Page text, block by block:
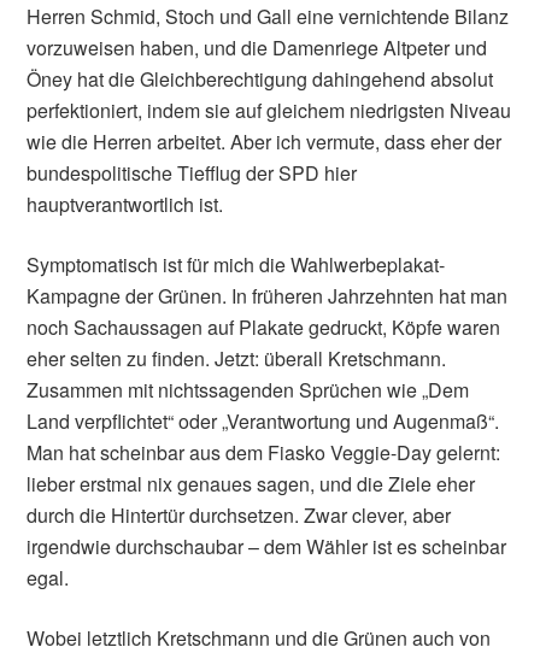
Herren Schmid, Stoch und Gall eine vernichtende Bilanz
vorzuweisen haben, und die Damenriege Altpeter und
Öney hat die Gleichberechtigung dahingehend absolut
perfektioniert, indem sie auf gleichem niedrigsten Niveau
wie die Herren arbeitet. Aber ich vermute, dass eher der
bundespolitische Tiefflug der SPD hier
hauptverantwortlich ist.
Symptomatisch ist für mich die Wahlwerbeplakat-
Kampagne der Grünen. In früheren Jahrzehnten hat man
noch Sachaussagen auf Plakate gedruckt, Köpfe waren
eher selten zu finden. Jetzt: überall Kretschmann.
Zusammen mit nichtssagenden Sprüchen wie „Dem
Land verpflichtet“ oder „Verantwortung und Augenmaß“.
Man hat scheinbar aus dem Fiasko Veggie-Day gelernt:
lieber erstmal nix genaues sagen, und die Ziele eher
durch die Hintertür durchsetzen. Zwar clever, aber
irgendwie durchschaubar – dem Wähler ist es scheinbar
egal.
Wobei letztlich Kretschmann und die Grünen auch von